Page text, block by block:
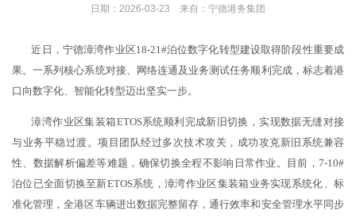
日期：2026-03-23 来自：宁德港务集团
近日，宁德漳湾作业区18-21#泊位数字化转型建设取得阶段性重要成
果。一系列核心系统对接、网络连通及业务测试任务顺利完成，标志着港
口向数字化、智能化转型迈出坚实一步。
漳湾作业区集装箱ETOS系统顺利完成新旧切换，实现数据无缝对接
与业务平稳过渡。项目团队经过多次技术攻关，成功攻克新旧系统兼容
性、数据解析偏差等难题，确保切换全程不影响日常作业。目前，7-10#
泊位已全面切换至新ETOS系统，漳湾作业区集装箱业务实现系统化、标
准化管理，全港区车辆进出数据完整留存，通行效率和安全管理水平同步